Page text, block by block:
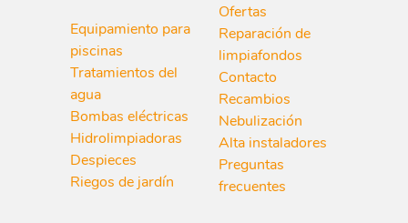
Equipamiento para
piscinas
Tratamientos del
agua
Bombas eléctricas
Hidrolimpiadoras
Despieces
Riegos de jardín
Ofertas
Reparación de
limpiafondos
Contacto
Recambios
Nebulización
Alta instaladores
Preguntas
frecuentes